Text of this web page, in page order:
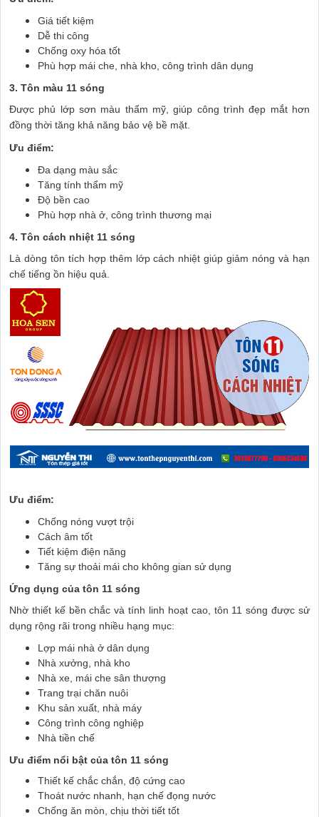
Giá tiết kiệm
Dễ thi công
Chống oxy hóa tốt
Phù hợp mái che, nhà kho, công trình dân dụng
3. Tôn màu 11 sóng
Được phủ lớp sơn màu thẩm mỹ, giúp công trình đẹp mắt hơn
đồng thời tăng khả năng bảo vệ bề mặt.
Ưu điểm:
Đa dạng màu sắc
Tăng tính thẩm mỹ
Độ bền cao
Phù hợp nhà ở, công trình thương mại
4. Tôn cách nhiệt 11 sóng
Là dòng tôn tích hợp thêm lớp cách nhiệt giúp giảm nóng và hạn
chế tiếng ồn hiệu quả.
Ưu điểm:
Chống nóng vượt trội
Cách âm tốt
Tiết kiệm điện năng
Tăng sự thoải mái cho không gian sử dụng
Ứng dụng của tôn 11 sóng
Nhờ thiết kế bền chắc và tính linh hoạt cao, tôn 11 sóng được sử
dụng rộng rãi trong nhiều hạng mục:
Lợp mái nhà ở dân dụng
Nhà xưởng, nhà kho
Nhà xe, mái che sân thượng
Trang trại chăn nuôi
Khu sản xuất, nhà máy
Công trình công nghiệp
Nhà tiền chế
Ưu điểm nổi bật của tôn 11 sóng
Thiết kế chắc chắn, độ cứng cao
Thoát nước nhanh, hạn chế đọng nước
Chống ăn mòn, chịu thời tiết tốt